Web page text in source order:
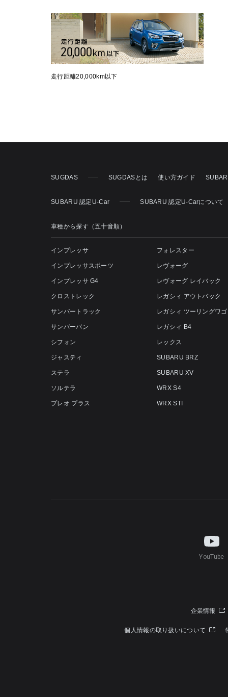
走行距離20,000km以下
SUGDAS SUGDASとは 使い方ガイド
SUBARU 認定U-Car SUBARU 認定U-Carについて
車種から探す（五十音順）
インプレッサ
インプレッサスポーツ
インプレッサ G4
クロストレック
サンバートラック
サンバーバン
シフォン
ジャスティ
ステラ
ソルテラ
プレオ プラス
フォレスター
レヴォーグ
レヴォーグ レイバック
レガシィ アウトバック
レガシィ ツーリングワ
レガシィ B4
レックス
SUBARU BRZ
SUBARU XV
WRX S4
WRX STI
YouTube
企業情報
個人情報の取り扱いについて